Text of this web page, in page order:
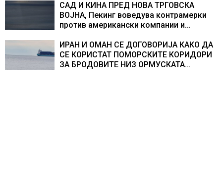
САД И КИНА ПРЕД НОВА ТРГОВСКА
ВОЈНА, Пекинг воведува контрамерки
против американски компании и
ИРАН И ОМАН СЕ ДОГОВОРИЈА КАКО ДА
СЕ КОРИСТАТ ПОМОРСКИТЕ КОРИДОРИ
ЗА БРОДОВИТЕ НИЗ ОРМУСКАТА